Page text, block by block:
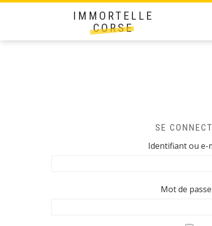
IMMORTELLE
CORSE
SE
Identifiant ou e-
Mot de passe